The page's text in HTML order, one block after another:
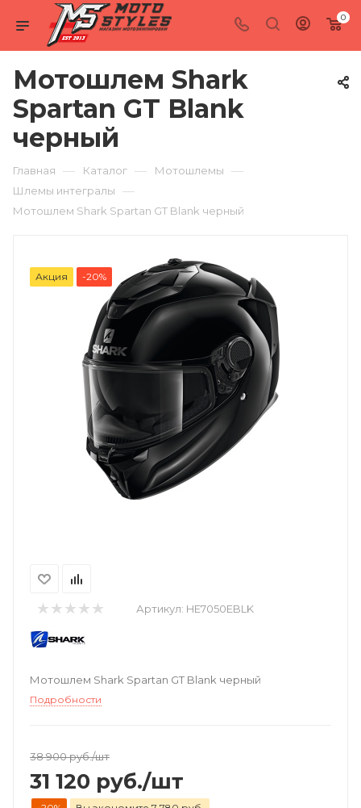
0
Мотошлем Shark
Spartan GT Blank
черный
Главная — Каталог — Мотошлемы —
Шлемы интегралы —
Мотошлем Shark Spartan GT Blank черный
Акция -20%
Артикул: HE7050EBLK
Мотошлем Shark Spartan GT Blank черный
Подробности
38 900руб./шт
31 120 руб./шт